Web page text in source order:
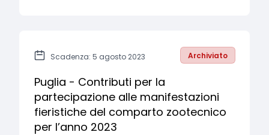
Scadenza: 5 agosto 2023 Archiviato
Puglia - Contributi per la
partecipazione alle manifestazioni
fieristiche del comparto zootecnico
per l’anno 2023